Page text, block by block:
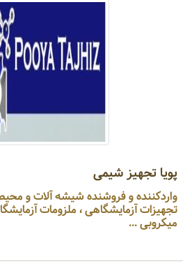
پویا تجهیز شیمی
واردکننده و فروشنده
تجهیزات آزمایشگاهی ، ملزومات
میکروبی ...